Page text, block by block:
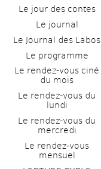
Le jour des contes
Le journal
Le Journal des Labos
Le programme
Le rendez-vous ciné
du mois
Le rendez-vous du
lundi
Le rendez-vous du
mercredi
Le rendez-vous
mensuel